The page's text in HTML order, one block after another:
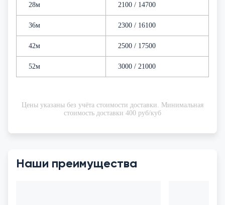
28м 2100 / 14700
36м 2300 / 16100
42м 2500 / 17500
52м 3000 / 21000
Цены указаны без учёта стоимости доставки. Минимальная
стоимость доставки 400 руб/куб
Наши преимущества